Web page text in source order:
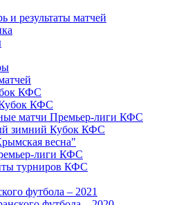
и результаты матчей
КФС
КФС
матчи Премьер-лиги КФС
зимний Кубок КФС
весна"
лиги КФС
турниров КФС
футбола – 2021